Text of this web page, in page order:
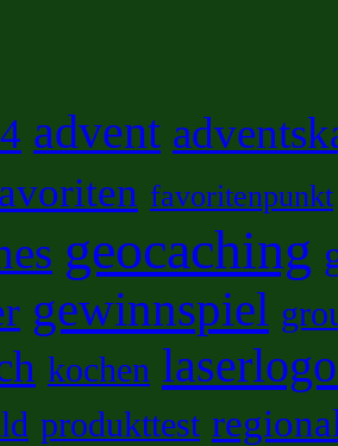
advent
favoritenpunkt
geocaching
gewinnspiel
kochen
produkttest